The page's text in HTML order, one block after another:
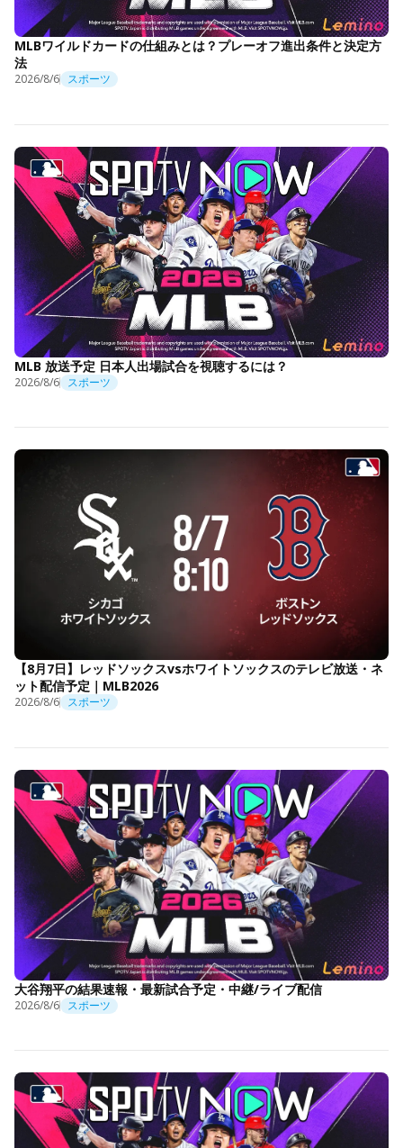
MLBワイルドカードの仕組みとは？プレーオフ進出条件と決定方
法
2026/8/6 スポーツ
MLB 放送予定 日本人出場試合を視聴するには？
2026/8/6 スポーツ
【8月7日】レッドソックスvsホワイトソックスのテレビ放送・ネ
ット配信予定｜MLB2026
2026/8/6 スポーツ
大谷翔平の結果速報・最新試合予定・中継/ライブ配信
2026/8/6 スポーツ